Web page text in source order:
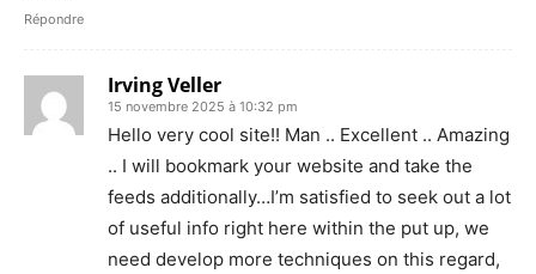
Répondre
Irving Veller
15 novembre 2025 à 10:32 pm
Hello very cool site!! Man .. Excellent .. Amazing
.. I will bookmark your website and take the
feeds additionally…I’m satisfied to seek out a lot
of useful info right here within the put up, we
need develop more techniques on this regard,